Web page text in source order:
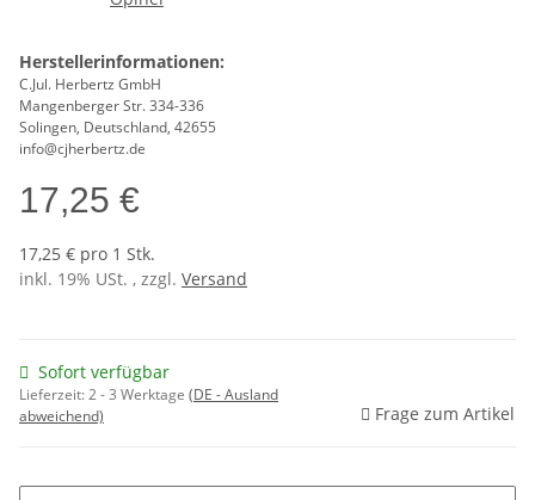
Herstellerinformationen:
C.Jul. Herbertz GmbH
Mangenberger Str. 334-336
Solingen, Deutschland, 42655
info@cjherbertz.de
17,25 €
17,25 € pro 1 Stk.
inkl. 19% USt. , zzgl. Versand
Sofort verfügbar
Lieferzeit:2 - 3 Werktage (DE - Ausland
abweichend)
Frage zum Artikel